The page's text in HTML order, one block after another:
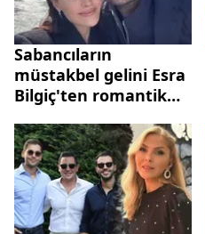
Sabancıların
müstakbel gelini Esra
Bilgiç'ten romantik